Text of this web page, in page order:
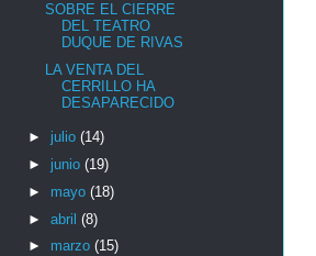
SOBRE EL CIERRE
DEL TEATRO
DUQUE DE RIVAS
LA VENTA DEL
CERRILLO HA
DESAPARECIDO
► julio (14)
► junio (19)
► mayo (18)
► abril (8)
► marzo (15)